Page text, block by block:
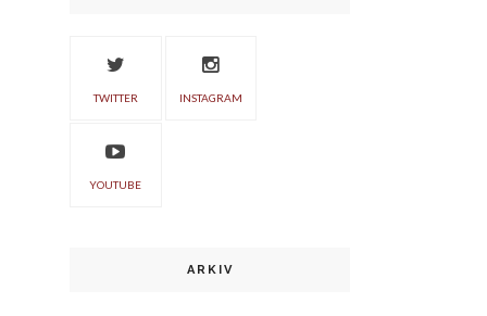
TWITTER INSTAGRAM
YOUTUBE
ARKIV